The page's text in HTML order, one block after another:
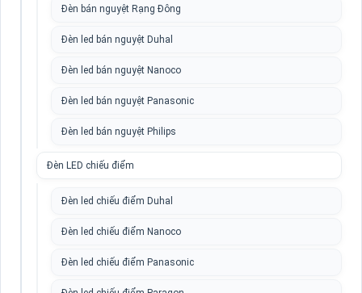
Đèn bán nguyệt Rạng Đông
Đèn led bán nguyệt Duhal
Đèn led bán nguyệt Nanoco
Đèn led bán nguyệt Panasonic
Đèn led bán nguyệt Philips
Đèn LED chiếu điểm
Đèn led chiếu điểm Duhal
Đèn led chiếu điểm Nanoco
Đèn led chiếu điểm Panasonic